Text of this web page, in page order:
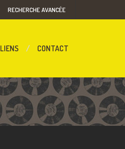
RECHERCHE AVANCÉE
LIENS CONTACT